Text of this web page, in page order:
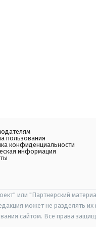
пользования
конфиденциальности
информация
или "Партнерский
может не разделять
сайтом. Все права